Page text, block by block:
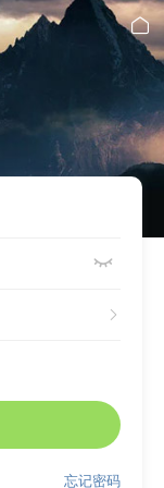



忘记密码